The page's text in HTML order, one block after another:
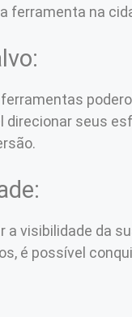
ferramenta na
seus
visibilidade da
é possível